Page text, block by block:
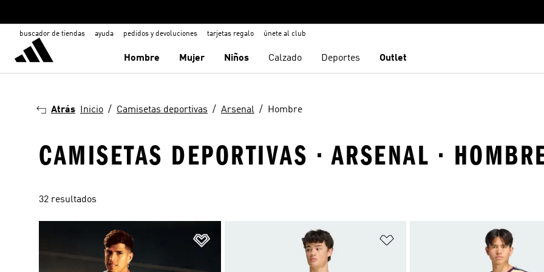
buscador de tiendas ayuda pedidos y devoluciones tarjetas regalo únete al club
Hombre Mujer Niños Calzado Deportes Outlet
Atrás Inicio Camisetas deportivas Arsenal Hombre
CAMISETAS DEPORTIVAS · ARSENAL ·
32 resultados
Añadir a la lista de deseos Añadir a la lista de deseos